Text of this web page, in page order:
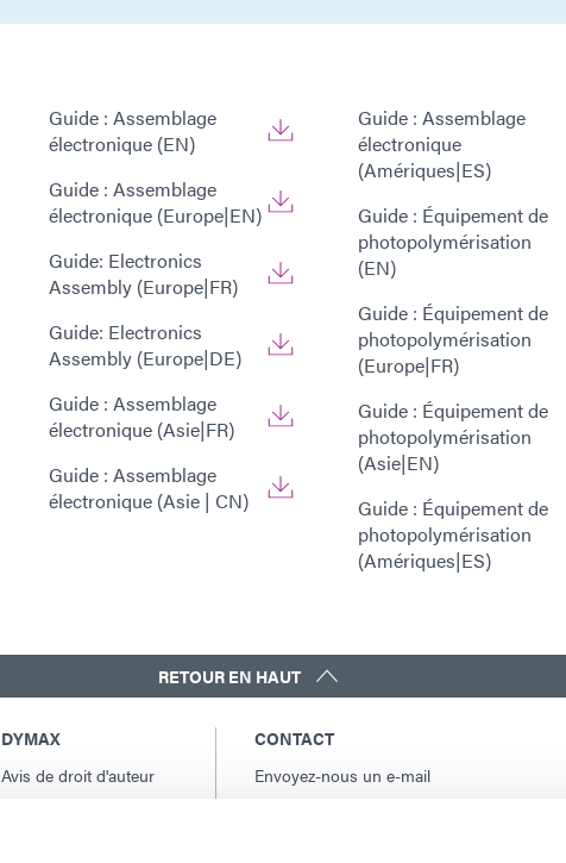
Guide : Assemblage
électronique (EN)
Guide : Assemblage
électronique (Europe|EN)
Guide: Electronics
Assembly (Europe|FR)
Guide: Electronics
Assembly (Europe|DE)
Guide : Assemblage
électronique (Asie|FR)
Guide : Assemblage
électronique (Asie | CN)
Guide : Assemblage
électronique
(Amériques|ES)
Guide : Équipement de
photopolymérisation
(EN)
Guide : Équipement de
photopolymérisation
(Europe|FR)
Guide : Équipement de
photopolymérisation
(Asie|EN)
Guide : Équipement de
photopolymérisation
(Amériques|ES)
RETOUR EN HAUT
DYMAX
Avis de droit d'auteur
CONTACT
Envoyez-nous un e-mail